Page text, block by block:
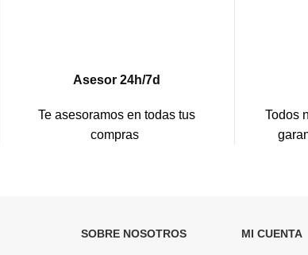
Asesor 24h/7d
Te asesoramos en todas tus
compras
Todos
SOBRE NOSOTROS MI CUENTA